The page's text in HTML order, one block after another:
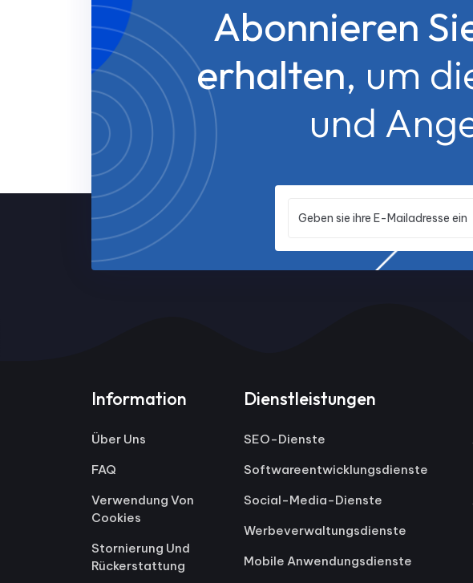
Abonnieren
erhalten, um
und
Information
Über Uns
FAQ
Verwendung Von
Cookies
Stornierung Und
Rückerstattung
Dienstleistungen
SEO-Dienste
Softwareentwicklungsdienste
Social-Media-Dienste
Werbeverwaltungsdienste
Mobile Anwendungsdienste